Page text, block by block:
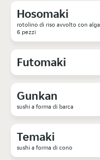
Hosomaki
rotolino di riso avvolto con alga
6 pezzi
Futomaki
Gunkan
sushi a forma di barca
Temaki
sushi a forma di cono